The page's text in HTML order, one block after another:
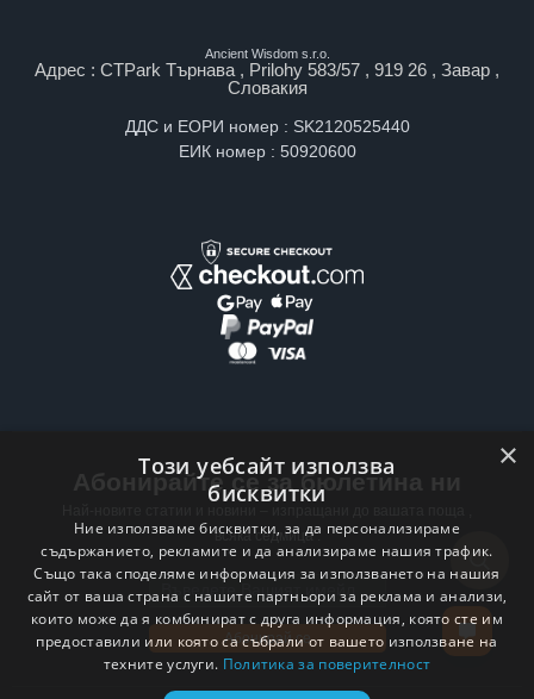
Ancient Wisdom s.r.o.
Адрес : CTPark Търнава , Prilohy 583/57 , 919 26 , Завар ,
Словакия
ДДС и ЕОРИ номер : SK2120525440
ЕИК номер : 50920600
Абонирайте се за бюлетина ни
всяка седмица .
Email address
Абонирай се
×
Този уебсайт използва
бисквитки
Ние използваме бисквитки, за да персонализираме
съдържанието, рекламите и да анализираме нашия трафик.
Също така споделяме информация за използването на нашия
сайт от ваша страна с нашите партньори за реклама и анализи,
които може да я комбинират с друга информация, която сте им
предоставили или която са събрали от вашето използване на
техните услуги. Политика за поверителност